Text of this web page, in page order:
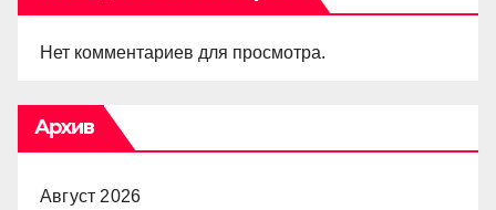
Нет комментариев для просмотра.
Архив
Август 2026